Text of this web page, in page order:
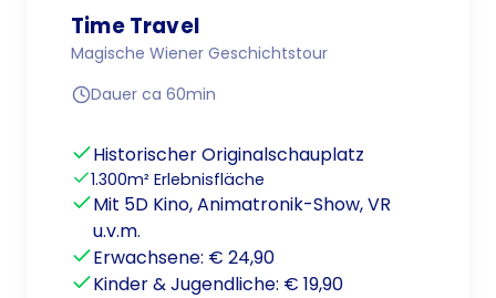
Time Travel
Magische Wiener Geschichtstour
Dauer ca 60min
Historischer Originalschauplatz
1.300m² Erlebnisfläche
Mit 5D Kino, Animatronik-Show, VR
u.v.m.
Erwachsene: € 24,90
Kinder & Jugendliche: € 19,90